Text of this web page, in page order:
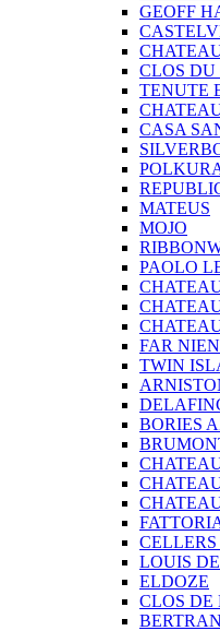
GEOFF
CLOS DU
TENUTE
CASA
MATEUS
MOJO
PAOLO
FAR
TWIN
BORIES
LOUIS
ELDOZE
CLOS DE